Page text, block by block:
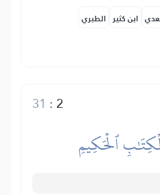
ابن كثير الطبري
2
:
31
ٱلۡحَكِيمِ